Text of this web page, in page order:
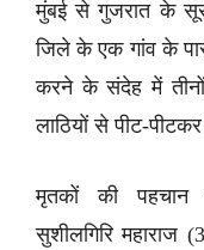
मुंबई से गुजरात के
जिले के एक गांव के
करने के संदेह में
लाठियों से पीट-
मृतकों की पहचान
सुशीलगिरि